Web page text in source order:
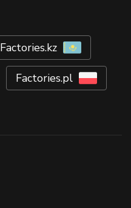
Factories.kz
Factories.pl